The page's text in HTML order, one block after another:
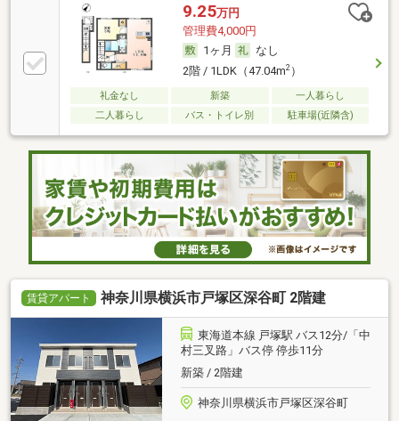
9.25万円
管理費4,000円
1ヶ月
なし
2階 / 1LDK（47.04m2）
礼金なし 新築
一人暮らし
二人暮らし
バス・トイレ別 駐車場(近隣含)
賃貸アパート 神奈川県横浜市戸塚区深谷町 2階建
東海道本線 戸塚駅 バス12分/「中
村三叉路」バス停 停歩11分
新築 / 2階建
神奈川県横浜市戸塚区深谷町